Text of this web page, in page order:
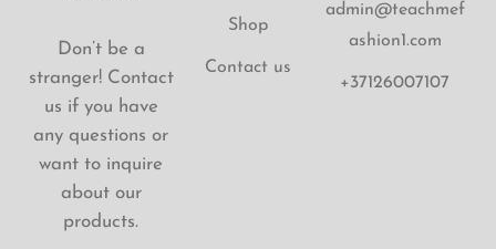
Don’t be a
stranger! Contact
us if you have
any questions or
want to inquire
about our
products.
Shop
Contact us
admin@teachmef
ashion1.com
+37126007107